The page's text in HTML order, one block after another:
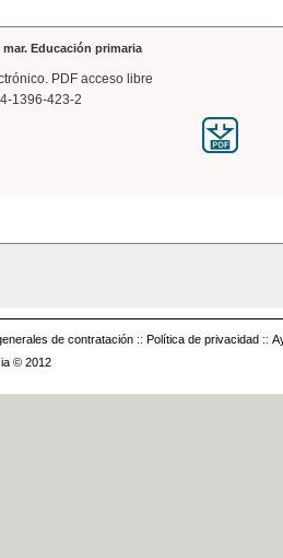
Educación primaria
PDF acceso libre
1396-423-2
de contratación :: Política de privacidad ::
© 2012